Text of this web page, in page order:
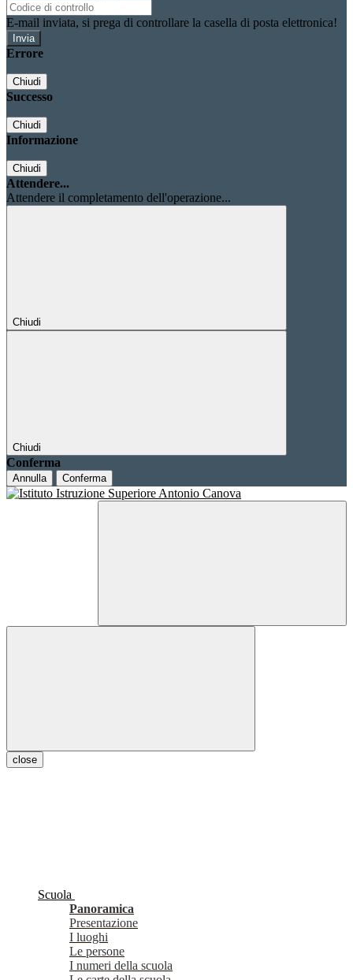
E-mail inviata, si prega di controllare la casella di posta elettronica!
Errore
Chiudi
Successo
Chiudi
Informazione
Chiudi
Attendere...
Attendere il completamento dell'operazione...
Chiudi
Chiudi
Conferma
Annulla Conferma
close
Scuola
Panoramica
Presentazione
I luoghi
Le persone
I numeri della scuola